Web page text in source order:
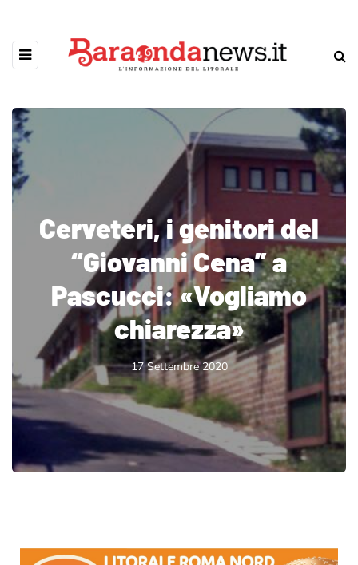
Cerveteri, i genitori del
“Giovanni Cena” a
Pascucci: «Vogliamo
chiarezza»
17 Settembre 2020